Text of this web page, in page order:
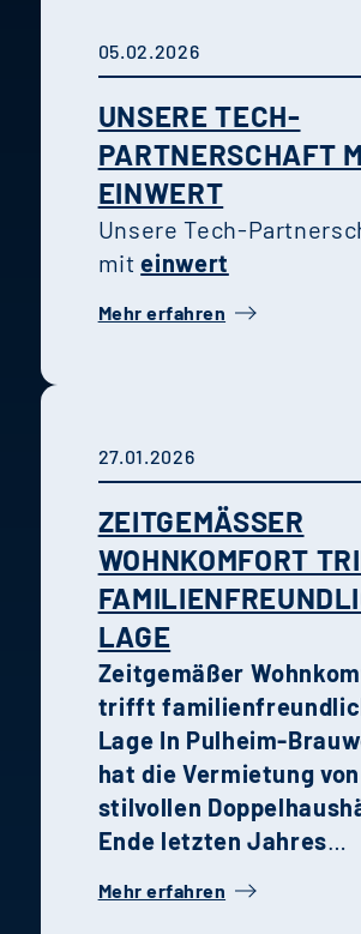
05.02.2026
UNSERE TECH-
PARTNERSCHAFT
EINWERT
Unsere Tech-
miteinwert
Mehr erfahren
27.01.2026
ZEITGEMÄSSER W
OHNKOMFORT
AGE
Zeitgemäßer
trifft
Lage In Pulheim-
hat die Vermietung
stilvollen
Ende letzten Jahres
aus moderner
Mehr erfahren